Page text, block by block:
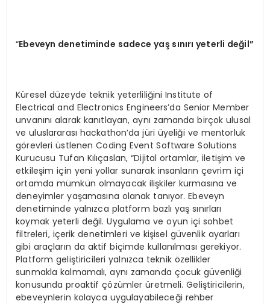
“Ebeveyn denetiminde sadece yaş sınırı yeterli değil”
Küresel düzeyde teknik yeterliliğini Institute of
Electrical and Electronics Engineers’da Senior Member
unvanını alarak kanıtlayan, aynı zamanda birçok ulusal
ve uluslararası hackathon’da jüri üyeliği ve mentorluk
görevleri üstlenen Coding Event Software Solutions
Kurucusu Tufan Kılıçaslan, “Dijital ortamlar, iletişim ve
etkileşim için yeni yollar sunarak insanların çevrim içi
ortamda mümkün olmayacak ilişkiler kurmasına ve
deneyimler yaşamasına olanak tanıyor. Ebeveyn
denetiminde yalnızca platform bazlı yaş sınırları
koymak yeterli değil. Uygulama ve oyun içi sohbet
filtreleri, içerik denetimleri ve kişisel güvenlik ayarları
gibi araçların da aktif biçimde kullanılması gerekiyor.
Platform geliştiricileri yalnızca teknik özellikler
sunmakla kalmamalı, aynı zamanda çocuk güvenliği
konusunda proaktif çözümler üretmeli. Geliştiricilerin,
ebeveynlerin kolayca uygulayabileceği rehber